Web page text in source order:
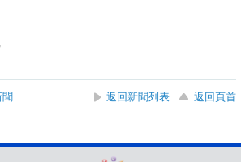
聞 返回新聞列表
返回頁首